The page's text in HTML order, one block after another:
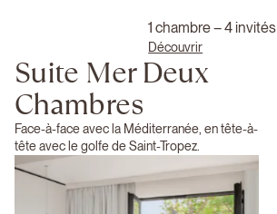
1 chambre – 4 invités
Découvrir
Suite Mer Deux
Chambres
Face-à-face avec la Méditerranée, en tête-à-
tête avec le golfe de Saint-Tropez.